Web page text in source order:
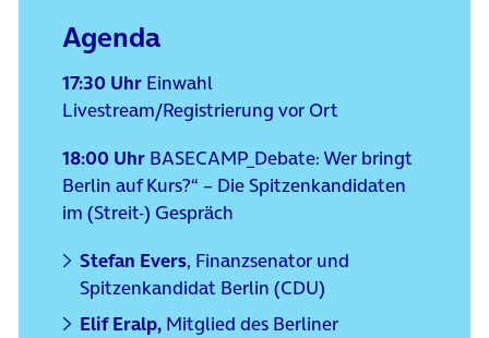
Agenda
17:30 Uhr Einwahl
Livestream/Registrierung vor Ort
18:00 Uhr BASECAMP_Debate: Wer bringt
Berlin auf Kurs?“ – Die Spitzenkandidaten
im (Streit-) Gespräch
Stefan Evers, Finanzsenator und
Spitzenkandidat Berlin (CDU)
Elif Eralp, Mitglied des Berliner